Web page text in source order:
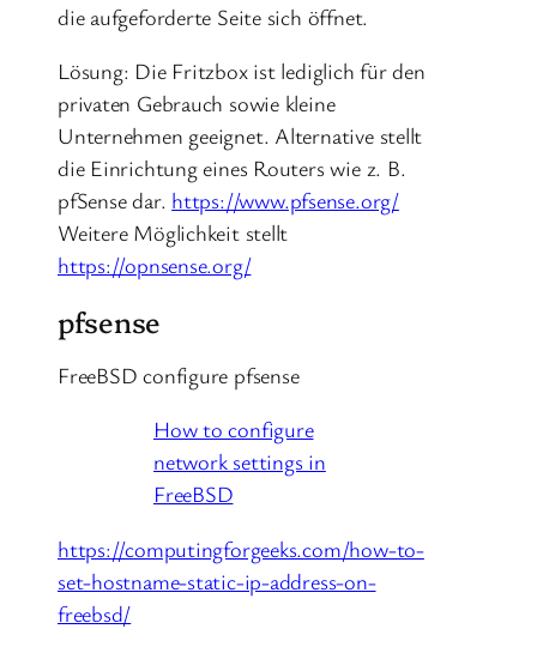
die aufgeforderte Seite sich öffnet.
Lösung: Die Fritzbox ist lediglich für den
privaten Gebrauch sowie kleine
Unternehmen geeignet. Alternative stellt
die Einrichtung eines Routers wie z. B.
pfSense dar. https://www.pfsense.org/
Weitere Möglichkeit stellt
https://opnsense.org/
pfsense
FreeBSD configure pfsense
How to configure
network settings in
FreeBSD
https://computingforgeeks.com/how-to-
set-hostname-static-ip-address-on-
freebsd/